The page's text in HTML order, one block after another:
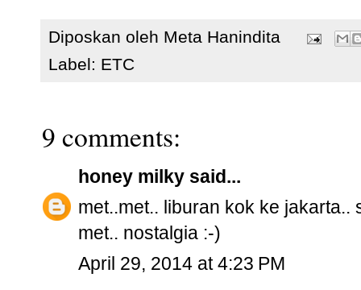
Diposkan oleh Meta Hanindita
Label: ETC
9 comments:
honey milky said...
met..met.. liburan kok ke
met.. nostalgia :-)
April 29, 2014 at 4:23 PM